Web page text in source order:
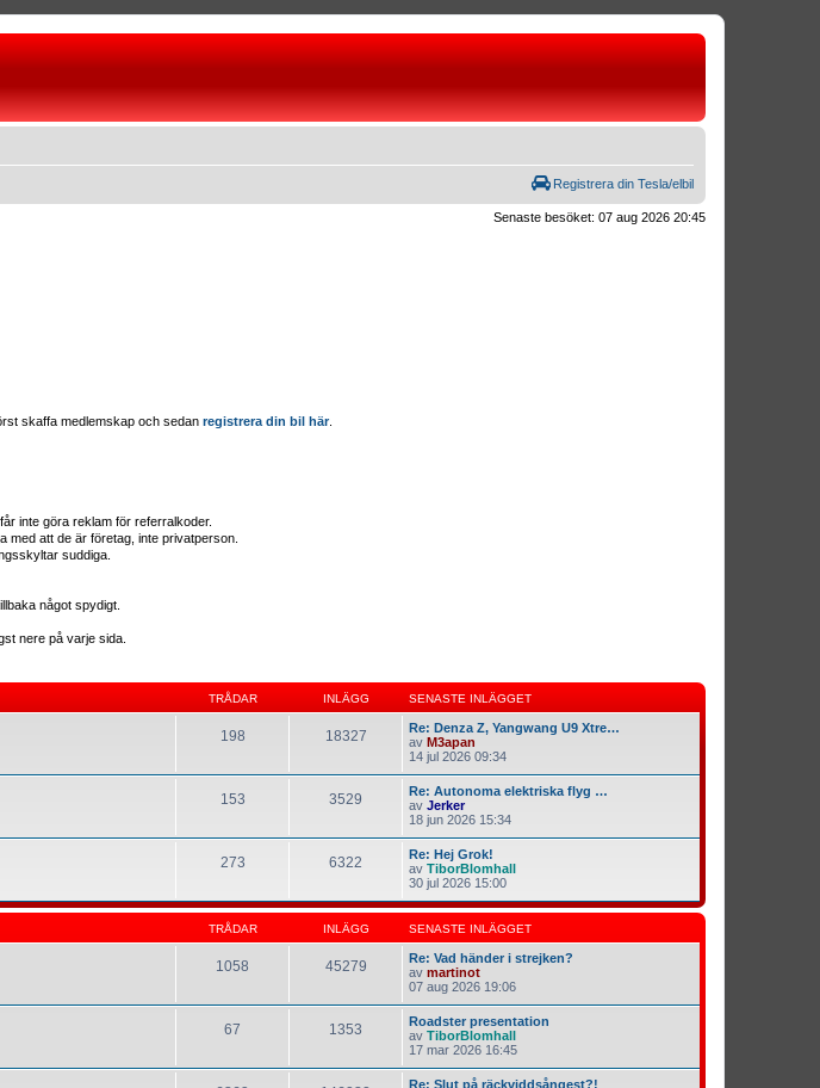
Registrera din Tesla/elbil
Senaste besöket: 07 aug 2026 20:45
skaffa medlemskap och sedan registrera din bil här.
inte göra reklam för referralkoder.
att de är företag, inte privatperson.
suddiga.
något spydigt.
nere på varje sida.
TRÅDAR INLÄGG SENASTE INLÄGGET
198 18327
Re: Denza Z, Yangwang U9 Xtre…
av M3apan
14 jul 2026 09:34
153 3529
Re: Autonoma elektriska flyg …
av Jerker
18 jun 2026 15:34
273 6322
Re: Hej Grok!
av TiborBlomhall
30 jul 2026 15:00
TRÅDAR INLÄGG SENASTE INLÄGGET
1058 45279
Re: Vad händer i strejken?
av martinot
07 aug 2026 19:06
67 1353
Roadster presentation
av TiborBlomhall
17 mar 2026 16:45
Re: Slut på räckviddsångest?!